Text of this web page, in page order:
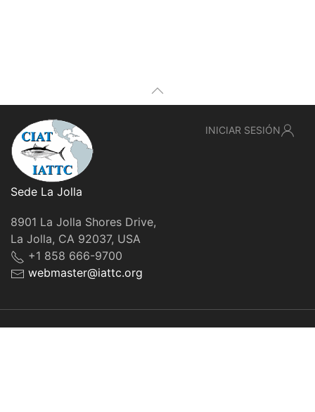
Sede La Jolla
8901 La Jolla Shores Drive,
La Jolla, CA 92037, USA
+1 858 666-9700
webmaster@iattc.org
INICIAR SESIÓN
© IATTC, 2022-2026